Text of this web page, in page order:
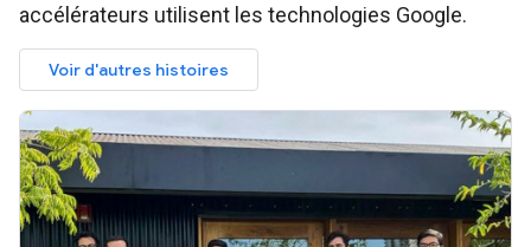
accélérateurs utilisent les technologies Google.
Voir d'autres histoires